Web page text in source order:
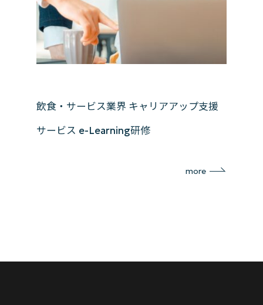
飲食・サービス業界 キャリアアップ支援
サービス e-Learning研修
more